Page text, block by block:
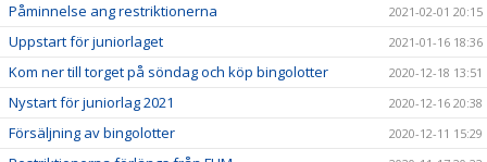
Påminnelse ang restriktionerna 2021-02-01 20:15
Uppstart för juniorlaget 2021-01-16 18:36
Kom ner till torget på söndag och köp bingolotter 2020-12-18 13:51
Nystart för juniorlag 2021 2020-12-16 20:38
Försäljning av bingolotter 2020-12-11 15:29